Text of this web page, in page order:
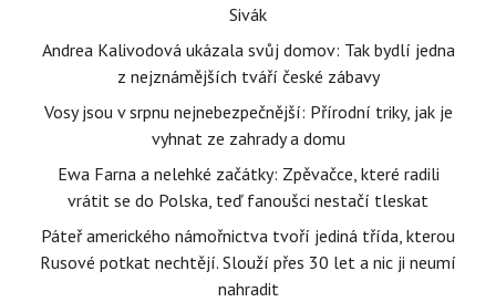
Sivák
Andrea Kalivodová ukázala svůj domov: Tak bydlí jedna
z nejznámějších tváří české zábavy
Vosy jsou v srpnu nejnebezpečnější: Přírodní triky, jak je
vyhnat ze zahrady a domu
Ewa Farna a nelehké začátky: Zpěvačce, které radili
vrátit se do Polska, teď fanoušci nestačí tleskat
Páteř amerického námořnictva tvoří jediná třída, kterou
Rusové potkat nechtějí. Slouží přes 30 let a nic ji neumí
nahradit